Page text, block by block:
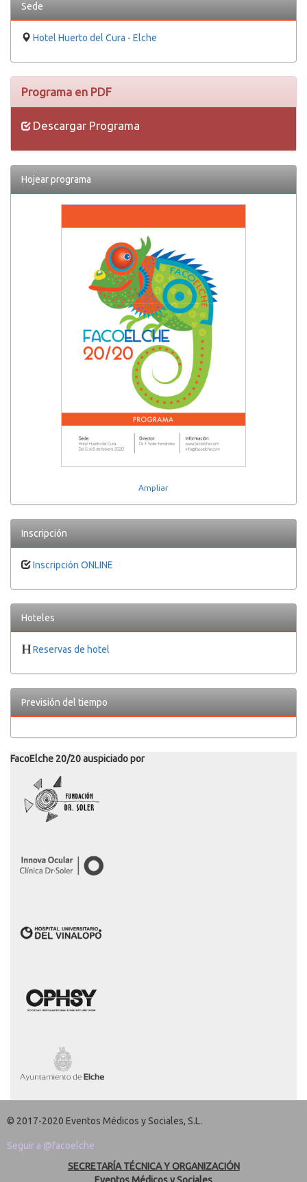
Sede
Hotel Huerto del Cura - Elche
Programa en PDF
Descargar Programa
Hojear programa
Ampliar
Inscripción
Inscripción ONLINE
Hoteles
Reservas de hotel
Previsión del tiempo
FacoElche 20/20 auspiciado por
© 2017-2020 Eventos Médicos y Sociales, S.L.
Seguir a @facoelche
SECRETARÍA TÉCNICA Y ORGANIZACIÓN